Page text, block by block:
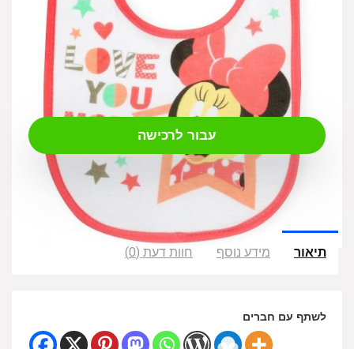
₪9.00
עבור לרכישה
תיאור מידע נוסף חוות דעת (0)
לשתף עם חברים